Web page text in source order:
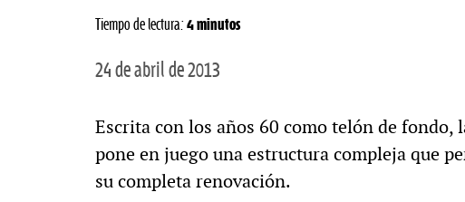
Tiempo de lectura: 4 minutos
24 de abril de 2013
Escrita con los años 60 como telón de fondo,
pone en juego una estructura compleja que
su completa renovación.